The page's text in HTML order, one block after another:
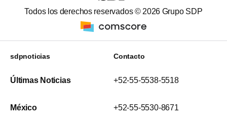
Todos los derechos reservados © 2026 Grupo SDP
sdpnoticias
Últimas Noticias
México
Contacto
+52-55-5538-5518
+52-55-5530-8671